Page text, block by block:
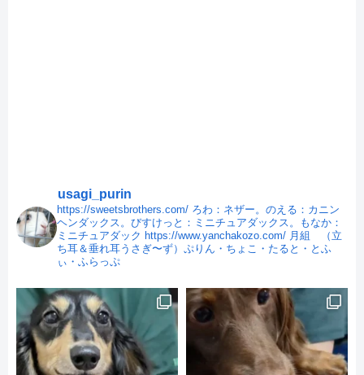
usagi_purin
https://sweetsbrothers.com/ ろわ：ネザー。のえる：カニン
ヘンダックス。びすけっと：ミニチュアダックス。もなか：
ミニチュアダック https://www.yanchakozo.com/ 月組 （立
ち耳＆垂れ耳うさぎ〜ず）ぷりん・ちょこ・たると・とふ
ぃ・ふらっぷ